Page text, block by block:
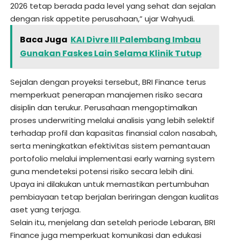
2026 tetap berada pada level yang sehat dan sejalan
dengan risk appetite perusahaan,” ujar Wahyudi.
Baca Juga KAI Divre III Palembang Imbau
Gunakan Faskes Lain Selama Klinik Tutup
Sejalan dengan proyeksi tersebut, BRI Finance terus
memperkuat penerapan manajemen risiko secara
disiplin dan terukur. Perusahaan mengoptimalkan
proses underwriting melalui analisis yang lebih selektif
terhadap profil dan kapasitas finansial calon nasabah,
serta meningkatkan efektivitas sistem pemantauan
portofolio melalui implementasi early warning system
guna mendeteksi potensi risiko secara lebih dini.
Upaya ini dilakukan untuk memastikan pertumbuhan
pembiayaan tetap berjalan beriringan dengan kualitas
aset yang terjaga.
Selain itu, menjelang dan setelah periode Lebaran, BRI
Finance juga memperkuat komunikasi dan edukasi